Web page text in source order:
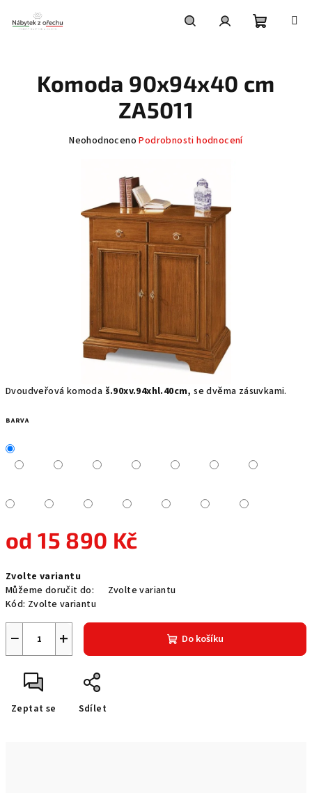
obsah
košík
Dvoudveřová komoda š.90xv.94xhl.40cm,se dvěma zásuvkami.
BARVA
od15 890 Kč
cena:
Zvolte variantu
Můžeme doručit do:
Zvolte variantu
Kód: Zvolte variantu
+
− Do košíku
Zeptat se Sdílet
Komoda 90x94x40 cm
ZA5011
Průměrné
hvězdiček.
Neohodnoceno Podrobnosti hodnocení